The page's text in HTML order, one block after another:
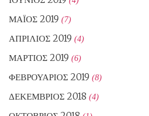
ΜΆΙΟΣ 2019 (7)
ΑΠΡΊΛΙΟΣ 2019 (4)
ΜΆΡΤΙΟΣ 2019 (6)
ΦΕΒΡΟΥΆΡΙΟΣ 2019 (8)
ΔΕΚΈΜΒΡΙΟΣ 2018 (4)